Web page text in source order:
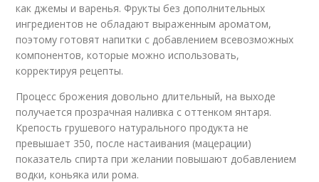
как джемы и варенья. Фрукты без дополнительных
ингредиентов не обладают выраженным ароматом,
поэтому готовят напитки с добавлением всевозможных
компонентов, которые можно использовать,
корректируя рецепты.
Процесс брожения довольно длительный, на выходе
получается прозрачная наливка с оттенком янтаря.
Крепость грушевого натурального продукта не
превышает 350, после настаивания (мацерации)
показатель спирта при желании повышают добавлением
водки, коньяка или рома.